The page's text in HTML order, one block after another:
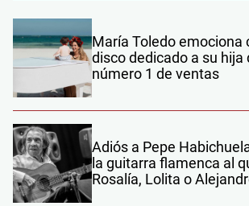
María Toledo emociona
disco dedicado a su hija
número 1 de ventas
Adiós a Pepe
la guitarra flamenca al
Rosalía, Lolita o